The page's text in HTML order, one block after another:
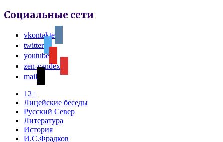
Социальные сети
vkontakte
twitter
youtube
zen-yandex
mail
12+
Лицейские беседы
Русский Север
Литература
История
И.С.Фрадков